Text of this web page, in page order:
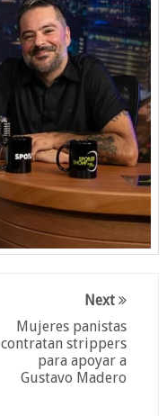
Next
Mujeres panistas
contratan strippers
para apoyar a
Gustavo Madero